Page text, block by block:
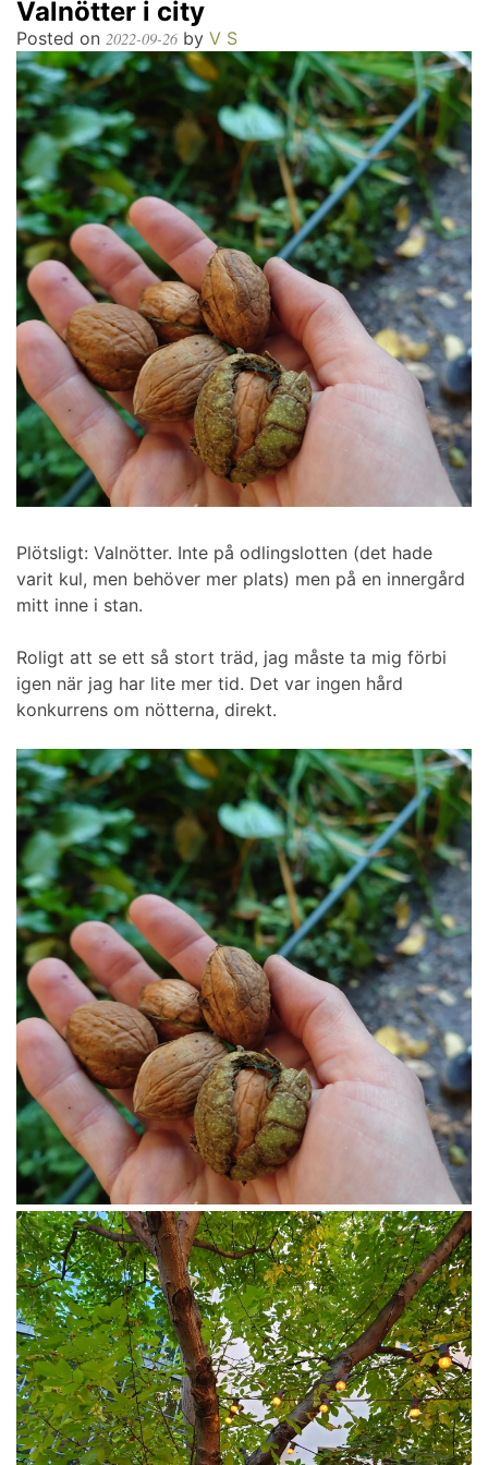
Valnötter i city
Posted on 2022-09-26 by V S
Plötsligt: Valnötter. Inte på odlingslotten (det hade
varit kul, men behöver mer plats) men på en innergård
mitt inne i stan.
Roligt att se ett så stort träd, jag måste ta mig förbi
igen när jag har lite mer tid. Det var ingen hård
konkurrens om nötterna, direkt.